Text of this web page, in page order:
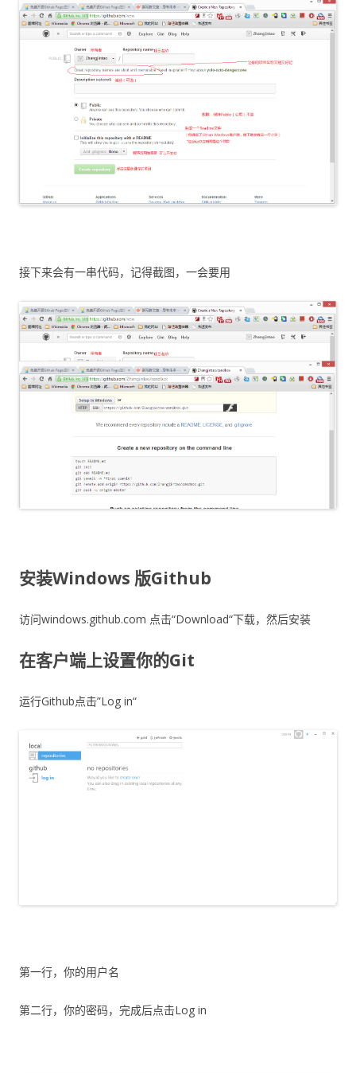
接下来会有一串代码，记得截图，一会要用
安装Windows 版Github
访问windows.github.com 点击“Download“下载，然后安装
在客户端上设置你的Git
运行Github点击”Log in“
第一行，你的用户名
第二行，你的密码，完成后点击Log in